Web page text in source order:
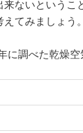
ないというこ
てみましょう。
調べた乾燥空